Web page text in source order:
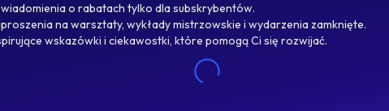
o rabatach tylko dla subskrybentów.
na warsztaty, wykłady mistrzowskie i wydarzenia zamknięte.
wskazówki i ciekawostki, które pomogą Ci się rozwijać.